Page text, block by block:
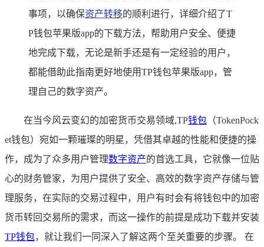
事项，以确保资产转移的顺利进行，详细介绍了T
P钱包苹果版app的下载方法，帮助用户安全、便捷
地完成下载，无论是新手还是有一定经验的用户，
都能借助此指南更好地使用TP钱包苹果版app，管
理自己的数字资产。
在当今风云变幻的加密货币交易领域,TP钱包 （TokenPock
et钱包）宛如一颗璀璨的明星，凭借其卓越的性能和便捷的操
作，成为了众多用户管理数字资产的首选工具，它就像一位贴
心的财务管家，为用户提供了安全、高效的数字资产存储与管
理服务，在实际的交易过程中，用户有时会有将钱包中的加密
货币转回交易所的需求，而这一操作的前提是成功下载并安装
TP钱包，就让我们一同深入了解这两个至关重要的步骤。 在